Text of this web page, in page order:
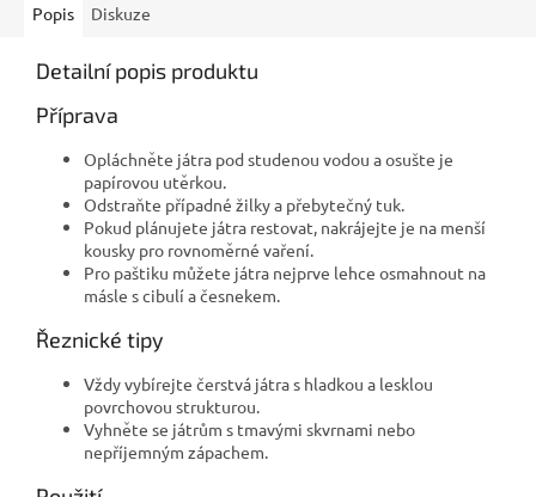
Popis Diskuze
Detailní popis produktu
Příprava
Opláchněte játra pod studenou vodou a osušte je
papírovou utěrkou.
Odstraňte případné žilky a přebytečný tuk.
Pokud plánujete játra restovat, nakrájejte je na menší
kousky pro rovnoměrné vaření.
Pro paštiku můžete játra nejprve lehce osmahnout na
másle s cibulí a česnekem.
Řeznické tipy
Vždy vybírejte čerstvá játra s hladkou a lesklou
povrchovou strukturou.
Vyhněte se játrům s tmavými skvrnami nebo
nepříjemným zápachem.